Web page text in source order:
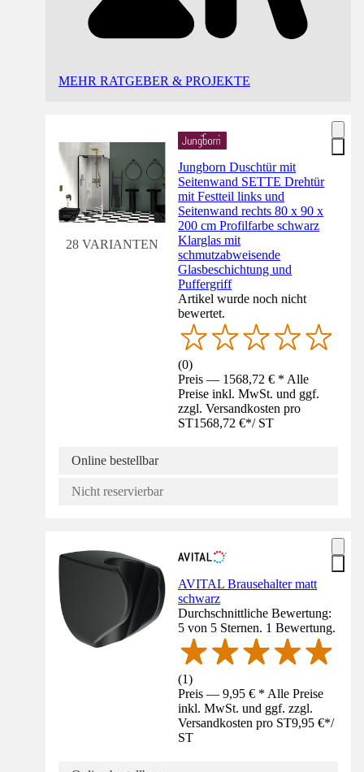
MEHR RATGEBER & PROJEKTE
28 VARIANTEN
Jungborn Duschtür mit
Seitenwand SETTE Drehtür
mit Festteil links und
Seitenwand rechts 80 x 90 x
200 cm Profilfarbe schwarz
Klarglas mit
schmutzabweisende
Glasbeschichtung und
Puffergriff
Artikel wurde noch nicht
bewertet.
(0)
Preis — 1568,72 € * Alle
Preise inkl. MwSt. und ggf.
zzgl. Versandkosten pro
ST1568,72 €*/ ST
Online bestellbar
Nicht reservierbar
AVITAL Brausehalter matt
schwarz
Durchschnittliche Bewertung:
5 von 5 Sternen. 1 Bewertung.
(1)
Preis — 9,95 € * Alle Preise
inkl. MwSt. und ggf. zzgl.
Versandkosten pro ST9,95 €*/
ST